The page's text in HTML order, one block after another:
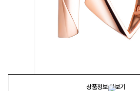
상품정보 더보기